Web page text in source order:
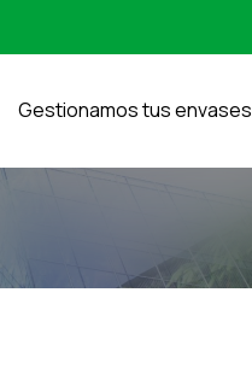
Gestionamos tus envases